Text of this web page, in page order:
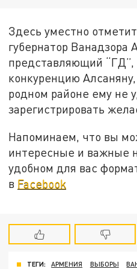
Здесь уместно
губернатор Ванадзора
представляющий “ГД”,
конкуренцию
родном районе ему не
зарегистрировать
Напоминаем, что вы
интересные и важные
удобном для вас
в Facebook
ТЕГИ: АРМЕНИЯ ВЫБОРЫ